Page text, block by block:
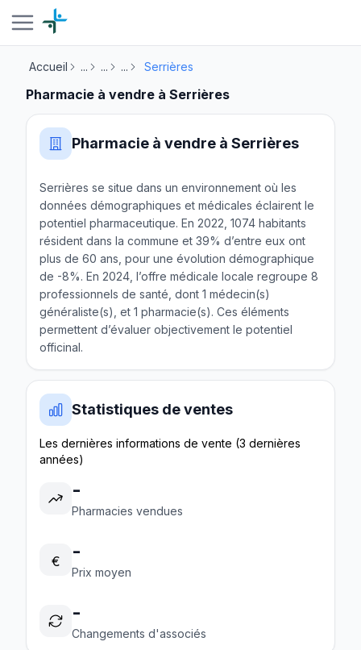
Accueil ... ... ... Serrières
Pharmacie à vendre à Serrières
Pharmacie à vendre à Serrières
Serrières se situe dans un environnement où les
données démographiques et médicales éclairent le
potentiel pharmaceutique. En 2022, 1074 habitants
résident dans la commune et 39% d’entre eux ont
plus de 60 ans, pour une évolution démographique
de -8%. En 2024, l’offre médicale locale regroupe 8
professionnels de santé, dont 1 médecin(s)
généraliste(s), et 1 pharmacie(s). Ces éléments
permettent d’évaluer objectivement le potentiel
officinal.
Statistiques de ventes
Les dernières informations de vente (3 dernières
années)
-
Pharmacies vendues
€ -
Prix moyen
-
Changements d'associés